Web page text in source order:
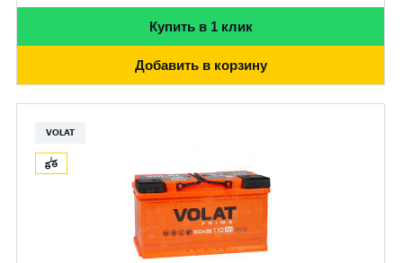
Купить в 1 клик
Добавить в корзину
VOLAT